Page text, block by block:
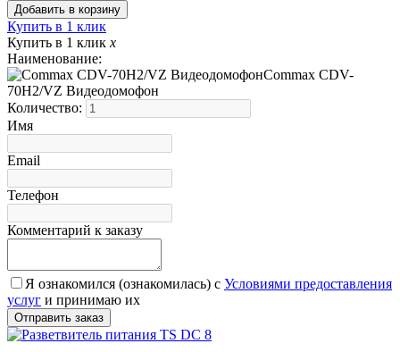
Купить в 1 клик
Купить в 1 клик x
Наименование:
Commax CDV-
70H2/VZ Видеодомофон
Количество:
Имя
Email
Телефон
Комментарий к заказу
Я ознакомился (ознакомилась) с Условиями предоставления
услуг и принимаю их